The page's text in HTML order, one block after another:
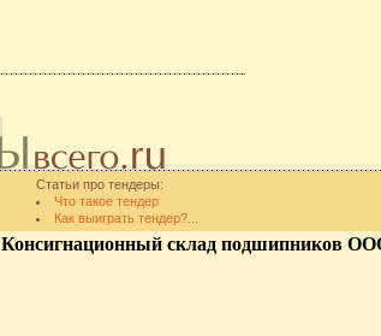
Статьи про тендеры:
Что такое тендер
Как выиграть тендер?...
Консигнационный склад подшипников